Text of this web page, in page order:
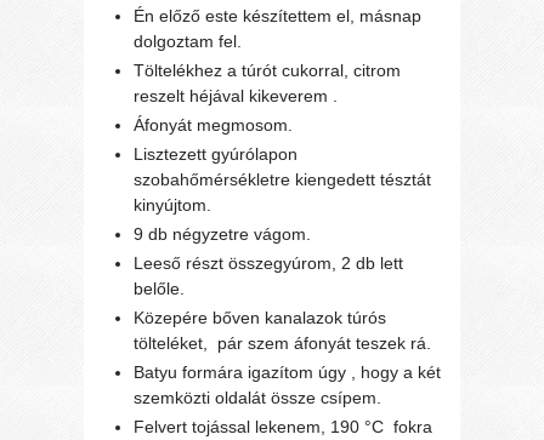
Én előző este készítettem el, másnap
dolgoztam fel.
Töltelékhez a túrót cukorral, citrom
reszelt héjával kikeverem .
Áfonyát megmosom.
Lisztezett gyúrólapon
szobahőmérsékletre kiengedett tésztát
kinyújtom.
9 db négyzetre vágom.
Leeső részt összegyúrom, 2 db lett
belőle.
Közepére bőven kanalazok túrós
tölteléket,
pár szem áfonyát teszek rá.
Batyu formára igazítom úgy , hogy a két
szemközti oldalát össze csípem.
Felvert tojással lekenem, 190 °C fokra